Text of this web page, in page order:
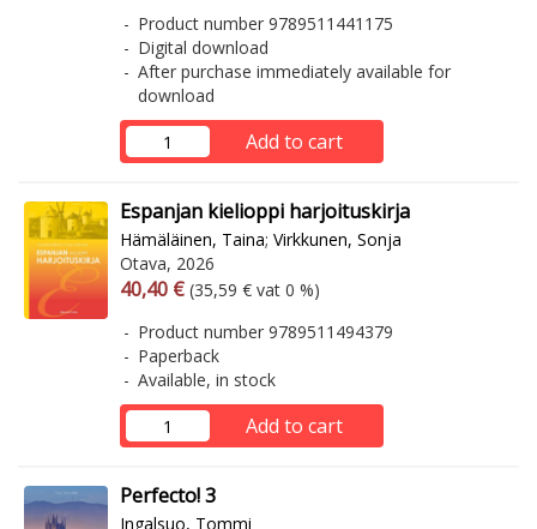
Product number 9789511441175
Digital download
After purchase immediately available for
download
Add to cart
Espanjan kielioppi harjoituskirja
Hämäläinen, Taina; Virkkunen, Sonja
Otava, 2026
Arvonlisäverollinen hinta
40,40 € Excl. vat
(35,59 € vat 0 %)
Product number 9789511494379
Paperback
Available, in stock
Add to cart
Perfecto! 3
Ingalsuo, Tommi